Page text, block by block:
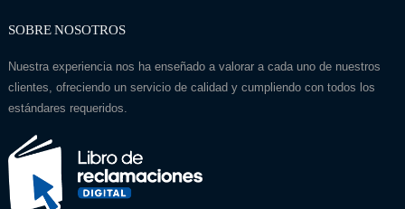
SOBRE NOSOTROS
Nuestra experiencia nos ha enseñado a valorar a cada uno de nuestros
clientes, ofreciendo un servicio de calidad y cumpliendo con todos los
estándares requeridos.